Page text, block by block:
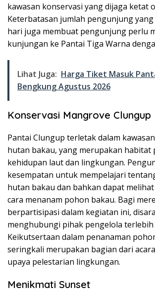
kawasan konservasi yang dijaga ketat
Keterbatasan jumlah pengunjung
hari juga membuat pengunjung perlu
kunjungan ke Pantai Tiga Warna
Lihat Juga: Harga Tiket Masuk
Bengkung Agustus 2026
Konservasi Mangrove Clungup
Pantai Clungup terletak dalam
hutan bakau, yang merupakan habitat
kehidupan laut dan lingkungan.
kesempatan untuk mempelajari
hutan bakau dan bahkan dapat
cara menanam pohon bakau. Bagi
berpartisipasi dalam kegiatan ini,
menghubungi pihak pengelola terlebih
Keikutsertaan dalam penanaman
seringkali merupakan bagian dari
upaya pelestarian lingkungan.
Menikmati Sunset